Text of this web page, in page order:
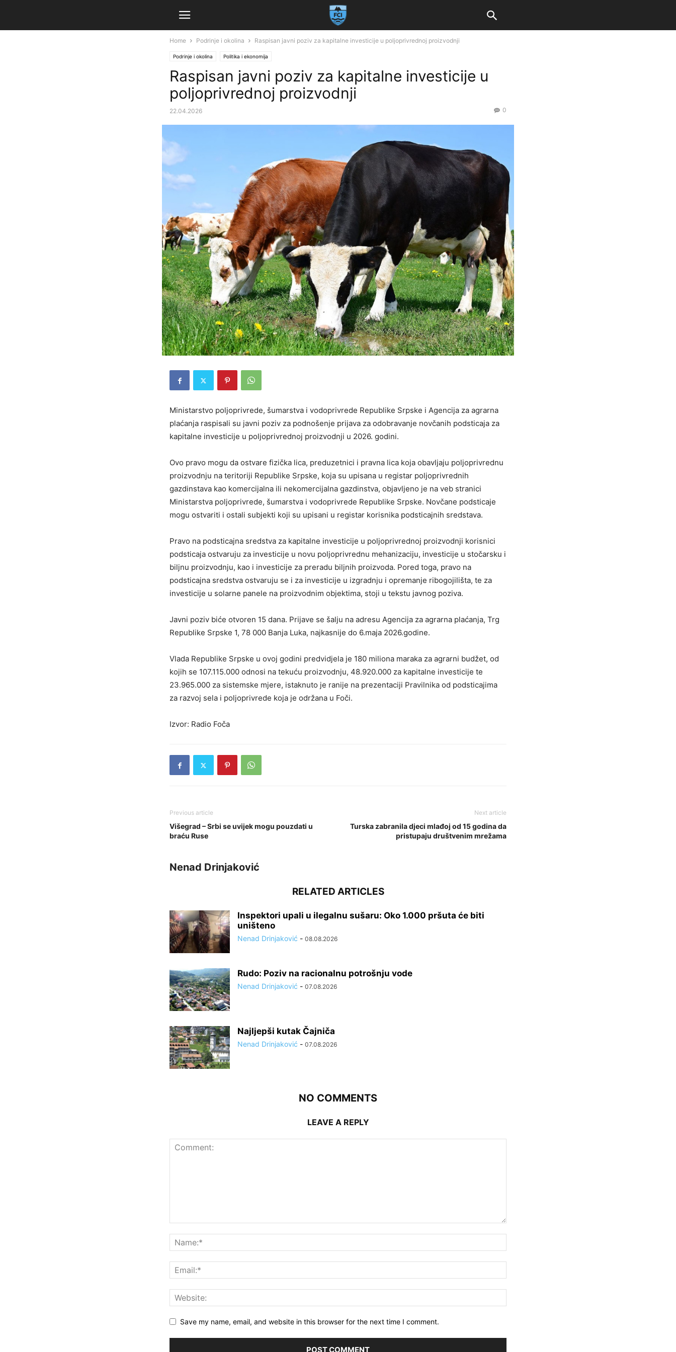
Home Podrinje i okolina Raspisan javni poziv za kapitalne investicije u poljoprivrednoj proizvodnji
Podrinje i okolina Politika i ekonomija
Raspisan javni poziv za kapitalne investicije u
poljoprivrednoj proizvodnji
22.04.2026 0
Ministarstvo poljoprivrede, šumarstva i vodoprivrede Republike Srpske i Agencija za agrarna
plaćanja raspisali su javni poziv za podnošenje prijava za odobravanje novčanih podsticaja za
kapitalne investicije u poljoprivrednoj proizvodnji u 2026. godini.
Ovo pravo mogu da ostvare fizička lica, preduzetnici i pravna lica koja obavljaju poljoprivrednu
proizvodnju na teritoriji Republike Srpske, koja su upisana u registar poljoprivrednih
gazdinstava kao komercijalna ili nekomercijalna gazdinstva, objavljeno je na veb stranici
Ministarstva poljoprivrede, šumarstva i vodoprivrede Republike Srpske. Novčane podsticaje
mogu ostvariti i ostali subjekti koji su upisani u registar korisnika podsticajnih sredstava.
Pravo na podsticajna sredstva za kapitalne investicije u poljoprivrednoj proizvodnji korisnici
podsticaja ostvaruju za investicije u novu poljoprivrednu mehanizaciju, investicije u stočarsku i
biljnu proizvodnju, kao i investicije za preradu biljnih proizvoda. Pored toga, pravo na
podsticajna sredstva ostvaruju se i za investicije u izgradnju i opremanje ribogojilišta, te za
investicije u solarne panele na proizvodnim objektima, stoji u tekstu javnog poziva.
Javni poziv biće otvoren 15 dana. Prijave se šalju na adresu Agencija za agrarna plaćanja, Trg
Republike Srpske 1, 78 000 Banja Luka, najkasnije do 6.maja 2026.godine.
Vlada Republike Srpske u ovoj godini predvidjela je 180 miliona maraka za agrarni budžet, od
kojih se 107.115.000 odnosi na tekuću proizvodnju, 48.920.000 za kapitalne investicije te
23.965.000 za sistemske mjere, istaknuto je ranije na prezentaciji Pravilnika od podsticajima
za razvoj sela i poljoprivrede koja je održana u Foči.
Izvor: Radio Foča
Previous article
Višegrad – Srbi se uvijek mogu pouzdati u
braću Ruse
Next article
Turska zabranila djeci mlađoj od 15 godina da
pristupaju društvenim mrežama
Nenad Drinjaković
RELATED ARTICLES
Inspektori upali u ilegalnu sušaru: Oko 1.000 pršuta će biti
uništeno
Nenad Drinjaković - 08.08.2026
Rudo: Poziv na racionalnu potrošnju vode
Nenad Drinjaković - 07.08.2026
Najljepši kutak Čajniča
Nenad Drinjaković - 07.08.2026
NO COMMENTS
LEAVE A REPLY
Save my name, email, and website in this browser for the next time I comment.